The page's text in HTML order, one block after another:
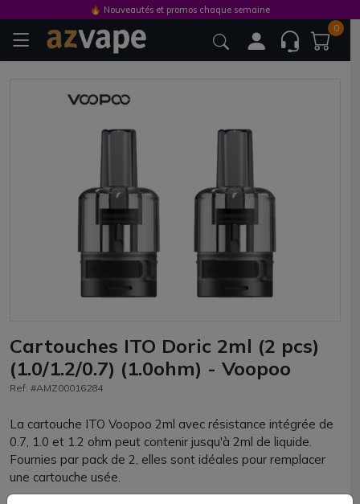
0
Cartouches ITO Doric 2ml (2 pcs)
(1.0/1.2/0.7) (1.0ohm) - Voopoo
Ref: #AMZ00016284
La cartouche ITO Voopoo 2ml avec résistance intégrée de
0.7, 1.0 et 1.2 ohm peut contenir jusqu'à 2ml de liquide.
Fournies par pack de 2, elles sont idéales pour remplacer
une cartouche usée.
🔥 Nouveautés et promos chaque semaine